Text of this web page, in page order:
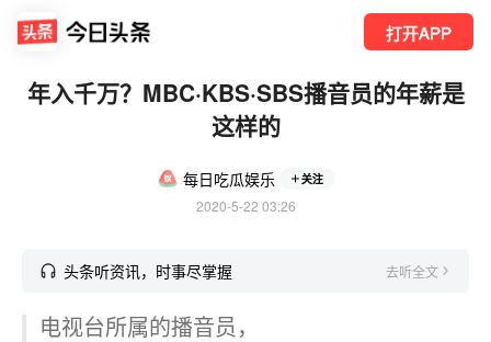
打开APP
年入千万？MBC·KBS·SBS播音员的年薪是
这样的
每日吃瓜娱乐 关注
2020-5-22 03:26
头条听资讯，时事尽掌握 去听全文
电视台所属的播音员，